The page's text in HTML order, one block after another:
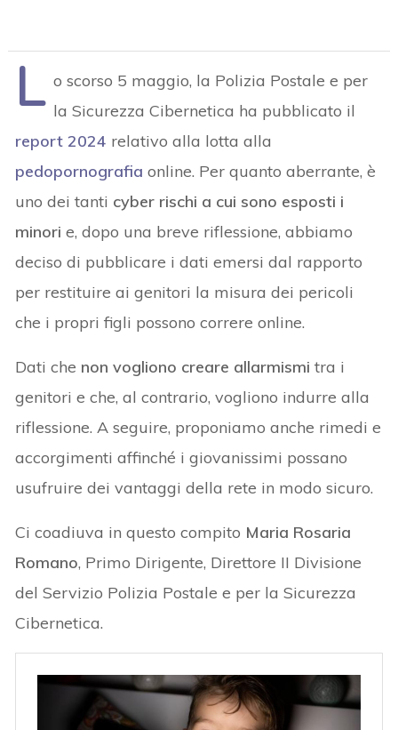
L o scorso 5 maggio, la Polizia Postale e per
la Sicurezza Cibernetica ha pubblicato il
report 2024 relativo alla lotta alla
pedopornografia online. Per quanto aberrante, è
uno dei tanti cyber rischi a cui sono esposti i
minorie, dopo una breve riflessione, abbiamo
deciso di pubblicare i dati emersi dal rapporto
per restituire ai genitori la misura dei pericoli
che i propri figli possono correre online.
Dati che non vogliono creare allarmismi tra i
genitori e che, al contrario, vogliono indurre alla
riflessione. A seguire, proponiamo anche rimedi e
accorgimenti affinché i giovanissimi possano
usufruire dei vantaggi della rete in modo sicuro.
Ci coadiuva in questo compito Maria Rosaria
Romano, Primo Dirigente, Direttore II Divisione
del Servizio Polizia Postale e per la Sicurezza
Cibernetica.